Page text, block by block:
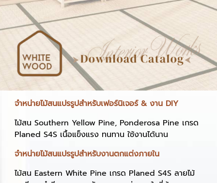
จำหน่ายไม้สนแปรรูปสำหรับเฟอร์นิเจอร์ & งาน DIY
ไม้สน Southern Yellow Pine, Ponderosa Pine เกรด
Planed S4S เนื้อแข็งแรง ทนทาน ใช้งานได้นาน
จำหน่ายไม้สนแปรรูปสำหรับงานตกแต่งภายใน
ไม้สน Eastern White Pine เกรด Planed S4S ลายไม้